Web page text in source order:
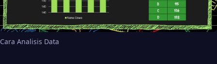
Cara Analisis Data